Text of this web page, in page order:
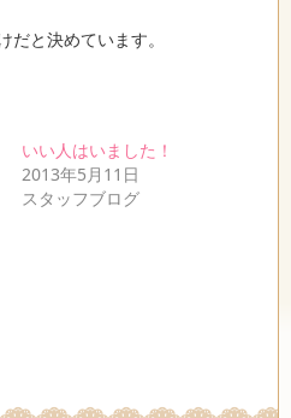
と決めています。
いい人はいました！
2013年5月11日
スタッフブログ